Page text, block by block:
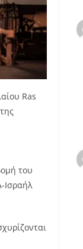
Ras
του
Ισραήλ